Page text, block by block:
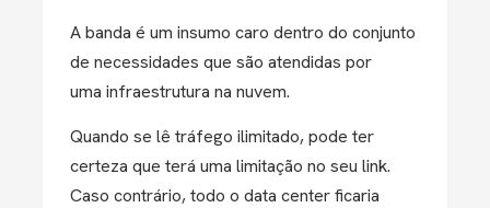
A banda é um insumo caro dentro do conjunto
de necessidades que são atendidas por
uma infraestrutura na nuvem.
Quando se lê tráfego ilimitado, pode ter
certeza que terá uma limitação no seu link.
Caso contrário, todo o data center ficaria